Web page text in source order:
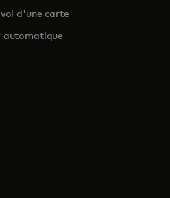
d'une carte
automatique
onglet
un nouvel onglet